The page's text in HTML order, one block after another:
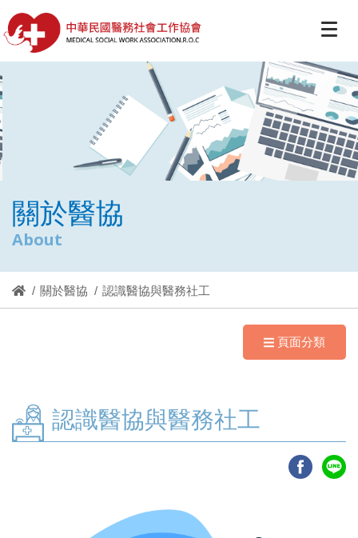
關於醫協
About
關於醫協 認識醫協與醫務社工
頁面分類
認識醫協與醫務社工